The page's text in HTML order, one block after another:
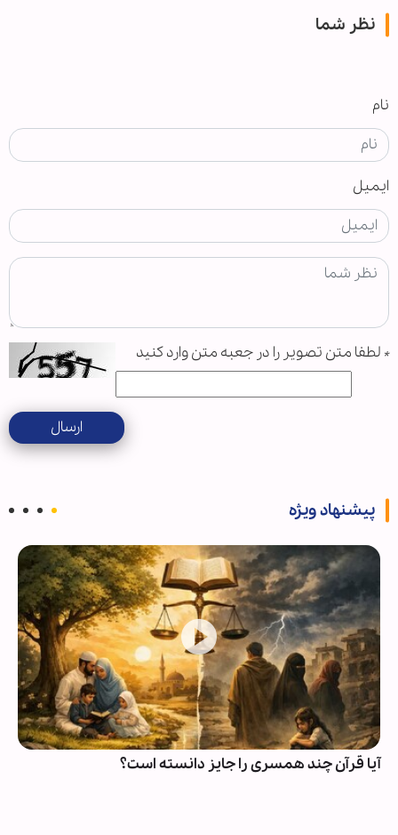
نظر شما
نام
ایمیل
* لطفا متن تصویر را در جعبه متن وارد کنید
ارسال
پیشنهاد ویژه
چرا دشمن از فهم قدرت مؤمنان عاجز است؟